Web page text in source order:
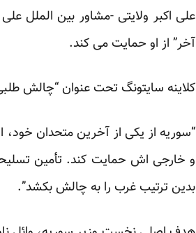
علی اکبر ولایتی -مشاور بین الملل
آخر” از او حمایت می کند.
کلاینه سایتونگ تحت عنوان “چالش
“سوریه از یکی از آخرین متحدان
و خارجی اش حمایت کند. تأمین
بدین ترتیب غرب را به چالش بکشد”.